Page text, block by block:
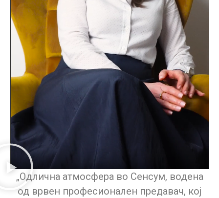
„Одлична атмосфера во Сенсум, водена
од врвен професионален предавач, кој